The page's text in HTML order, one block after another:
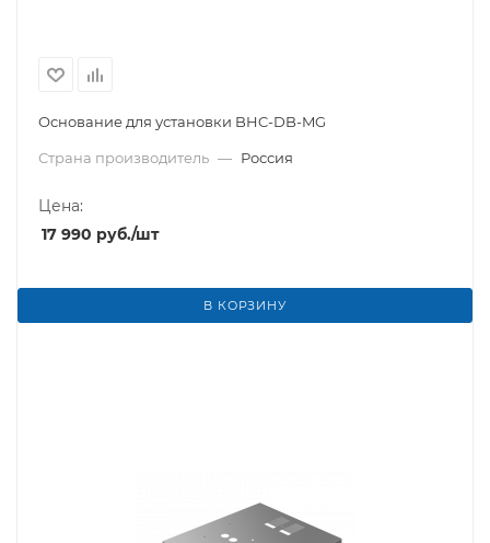
Основание для установки BHC-DB-MG
Страна производитель — Россия
Цена:
17 990 руб./шт
В КОРЗИНУ